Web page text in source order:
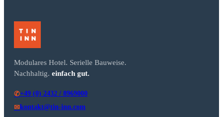
Modulares Hotel. Serielle Bauweise.
Nachhaltig. einfach gut.
✆+49 (0) 2432 / 8969000
✉kontakt@tin-inn.com